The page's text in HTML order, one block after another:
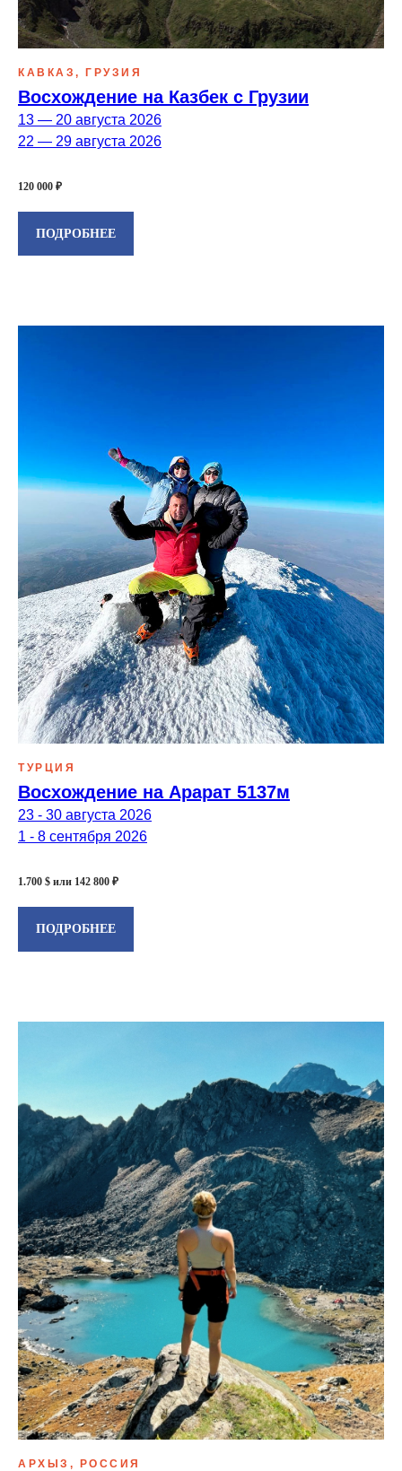
КАВКАЗ, ГРУЗИЯ
Восхождение на Казбек с Грузии
13 — 20 августа 2026
22 — 29 августа 2026
120 000 ₽
ПОДРОБНЕЕ
ТУРЦИЯ
Восхождение на Арарат 5137м
23 - 30 августа 2026
1 - 8 сентября 2026
1.700 $ или 142 800 ₽
ПОДРОБНЕЕ
АРХЫЗ, РОССИЯ